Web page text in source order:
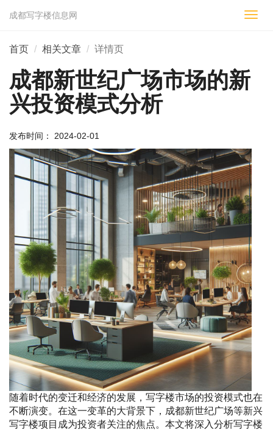
切
成都写字楼信息网
首页 相关文章 详情页
成都新世纪广场市场的新
兴投资模式分析
发布时间： 2024-02-01
随着时代的变迁和经济的发展，写字楼市场的投资模式也在
不断演变。在这一变革的大背景下，成都新世纪广场等新兴
写字楼项目成为投资者关注的焦点。本文将深入分析写字楼